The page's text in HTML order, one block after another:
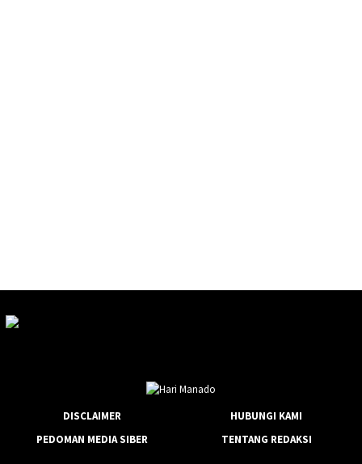
DISCLAIMER
HUBUNGI KAMI
PEDOMAN MEDIA SIBER
TENTANG REDAKSI